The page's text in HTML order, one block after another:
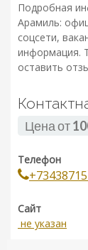
Подробная
Арамиль:
соцсети,
информация.
оставить
Цена от
Телефон
Сайт
не указан